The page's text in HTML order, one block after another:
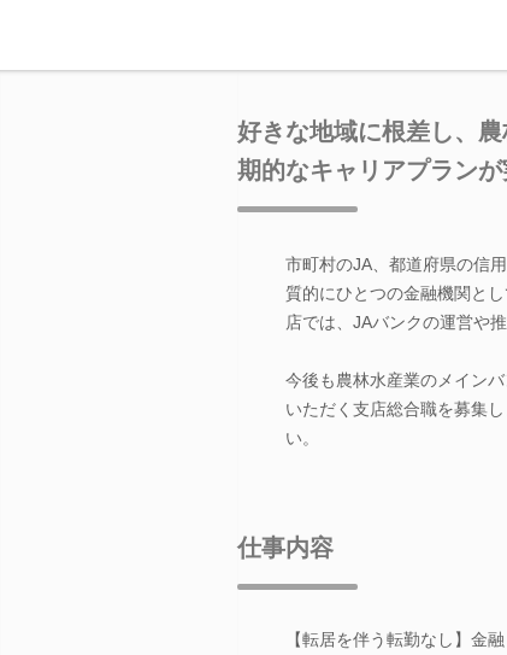
好きな地域に根差し、
期的なキャリアプラン
市町村のJA、都道府県の信
質的にひとつの金融機関と
店では、JAバンクの運営や
今後も農林水産業のメイン
いただく支店総合職を募集
い。
仕事内容
【転居を伴う転勤なし】金